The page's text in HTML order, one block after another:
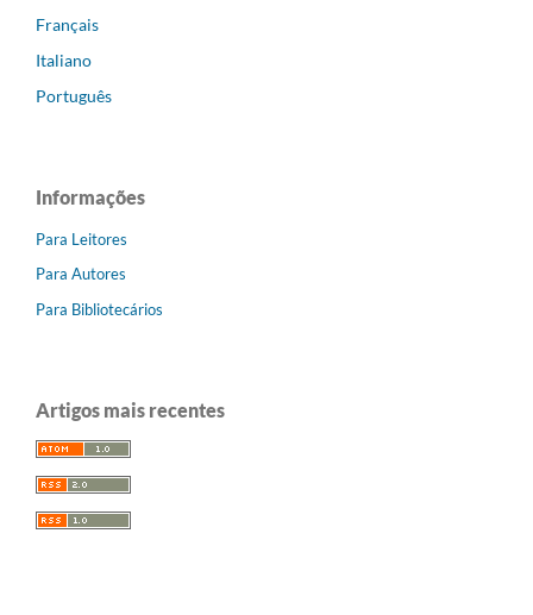
Français
Italiano
Português
Informações
Para Leitores
Para Autores
Para Bibliotecários
Artigos mais recentes